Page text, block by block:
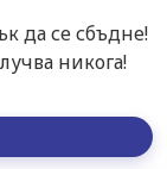
да се сбъдне!
никога!